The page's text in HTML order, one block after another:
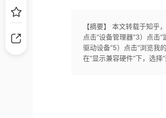
【摘要】 本文转载于知乎
点击“设备管理器”3）点击
驱动设备”5）点击“浏览我
在“显示兼容硬件”下，选择